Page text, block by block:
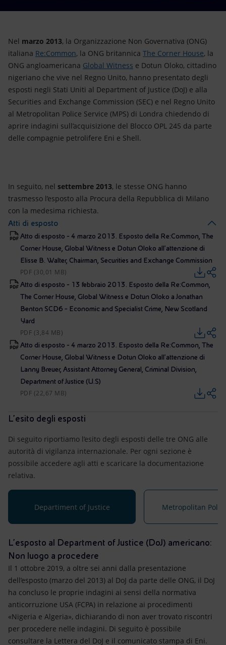
Nel marzo 2013, la Organizzazione Non Governativa (ONG)
italiana Re:Common, la ONG britannica The Corner House, la
ONG angloamericana Global Witness e Dotun Oloko, cittadino
nigeriano che vive nel Regno Unito, hanno presentato degli
esposti negli Stati Uniti al Department of Justice (DoJ) e alla
Securities and Exchange Commission (SEC) e nel Regno Unito
al Metropolitan Police Service (MPS) di Londra chiedendo di
aprire indagini sull’acquisizione del Blocco OPL 245 da parte
delle compagnie petrolifere Eni e Shell.
In seguito, nel settembre 2013, le stesse ONG hanno
trasmesso l’esposto alla Procura della Repubblica di Milano
con la medesima richiesta.
Atti di esposto
Atto di esposto - 4 marzo 2013. Esposto della Re:Common, The
Corner House, Global Witness e Dotun Oloko all’attenzione di
Elisse B. Walter, Chairman, Securities and Exchange Commission
PDF (30,01 MB)
Atto di esposto - 13 febbraio 2013. Esposto della Re:Common,
The Corner House, Global Witness e Dotun Oloko a Jonathan
Benton SCD6 - Economic and Specialist Crime, New Scotland
Yard
PDF (3,84 MB)
Atto di esposto - 4 marzo 2013. Esposto della Re:Common, The
Corner House, Global Witness e Dotun Oloko all’attenzione di
Lanny Breuer, Assistant Attorney General, Criminal Division,
Department of Justice (U.S)
PDF (22,67 MB)
L’esito degli esposti
Di seguito riportiamo l’esito degli esposti delle tre ONG alle
autorità di vigilanza internazionale. Per ogni sezione è
possibile accedere agli atti e scaricare la documentazione
relativa.
Departiment of Justice Metropolitan
L’esposto al Department of Justice (DoJ) americano:
Non luogo a procedere
Il 1 ottobre 2019, a oltre sei anni dalla presentazione
dell’esposto (marzo del 2013) al DoJ da parte delle ONG, il DoJ
ha concluso le proprie indagini ai sensi della normativa
anticorruzione USA (FCPA) in relazione ai procedimenti
«Nigeria e Algeria», dichiarando di non aver trovato riscontri
per procedere nelle indagini. Di seguito è possibile
consultare la Lettera del DoJ e il comunicato stampa di Eni.